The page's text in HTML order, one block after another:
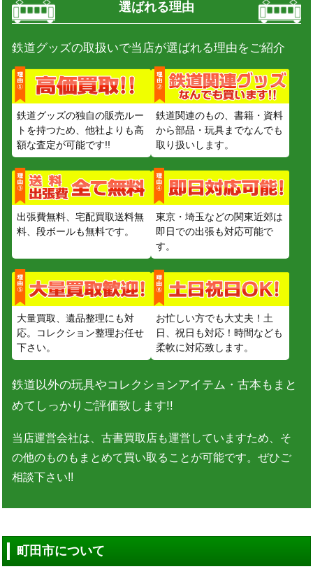
選ばれる理由
鉄道グッズの取扱いで当店が選ばれる理由をご紹介
鉄道グッズの独自の販売ルー
トを持つため、他社よりも高
額な査定が可能です!!
鉄道関連のもの、書籍・資料
から部品・玩具までなんでも
取り扱いします。
出張費無料、宅配買取送料無
料、段ボールも無料です。
東京・埼玉などの関東近郊は
即日での出張も対応可能で
す。
大量買取、遺品整理にも対
応。コレクション整理お任せ
下さい。
お忙しい方でも大丈夫！土
日、祝日も対応！時間なども
柔軟に対応致します。
鉄道以外の玩具やコレクションアイテム・古本もまと
めてしっかりご評価致します!!
当店運営会社は、古書買取店も運営していますため、そ
の他のものもまとめて買い取ることが可能です。ぜひご
相談下さい!!
町田市について